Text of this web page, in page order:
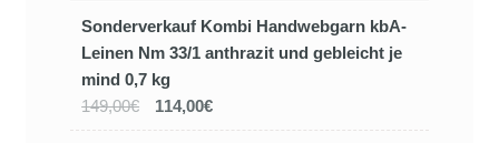
Sonderverkauf Kombi Handwebgarn kbA-
Leinen Nm 33/1 anthrazit und gebleicht je
mind 0,7 kg
149,00€
114,00€